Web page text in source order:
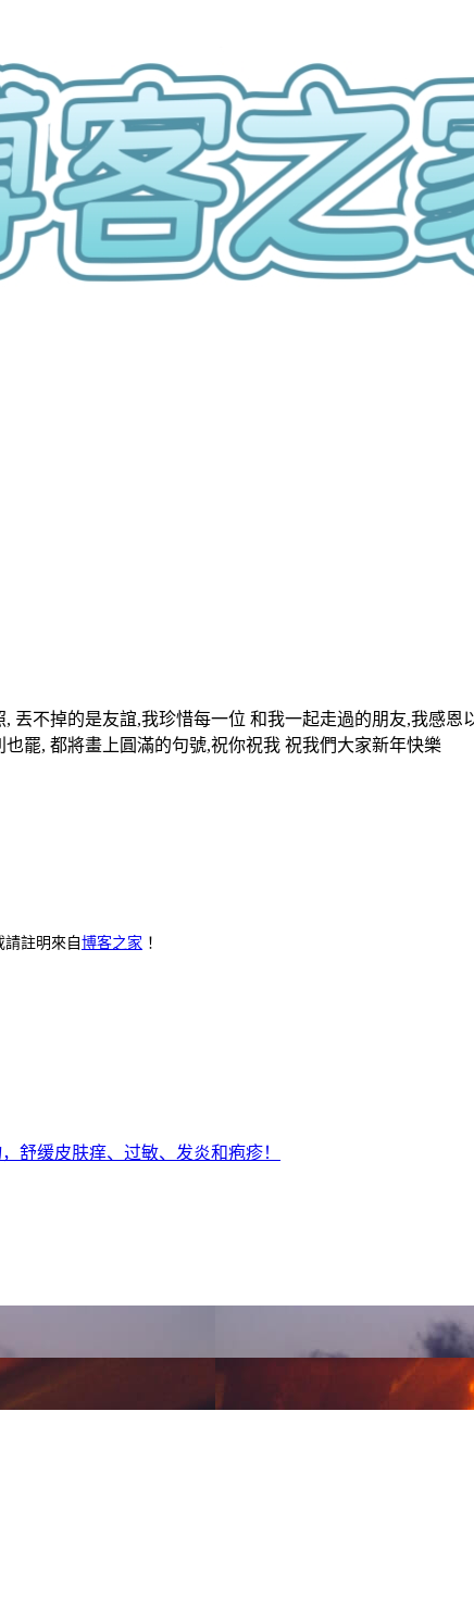
丟不掉的是友誼,我珍惜每一位 和我一起走過的朋友,我感
罷, 都將畫上圓滿的句號,祝你祝我 祝我們大家新年快樂
註明來自 博客之家 ！
舒缓皮肤痒、过敏、发炎和疱疹！